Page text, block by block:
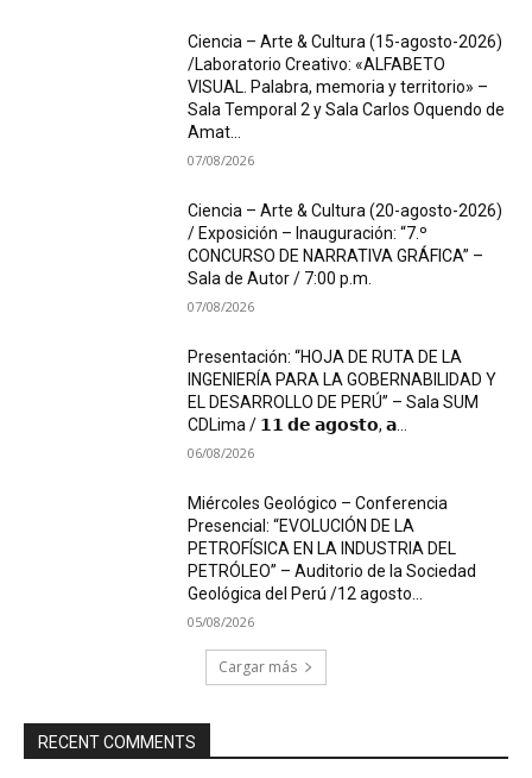
Ciencia – Arte & Cultura (15-agosto-2026)
/Laboratorio Creativo: «ALFABETO
VISUAL. Palabra, memoria y territorio» –
Sala Temporal 2 y Sala Carlos Oquendo de
Amat...
07/08/2026
Ciencia – Arte & Cultura (20-agosto-2026)
/ Exposición – Inauguración: “7.º
CONCURSO DE NARRATIVA GRÁFICA” –
Sala de Autor / 7:00 p.m.
07/08/2026
Presentación: “HOJA DE RUTA DE LA
INGENIERÍA PARA LA GOBERNABILIDAD Y
EL DESARROLLO DE PERÚ” – Sala SUM
CDLima / 𝟭𝟭 𝗱𝗲 𝗮𝗴𝗼𝘀𝘁𝗼, 𝗮...
06/08/2026
Miércoles Geológico – Conferencia
Presencial: “EVOLUCIÓN DE LA
PETROFÍSICA EN LA INDUSTRIA DEL
PETRÓLEO” – Auditorio de la Sociedad
Geológica del Perú /12 agosto...
05/08/2026
Cargar más
RECENT COMMENTS